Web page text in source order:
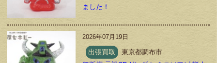
ました！
2026年07月19日
出張買取
東京都調布市